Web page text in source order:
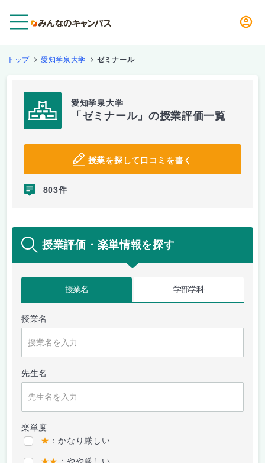
トップ 愛知学泉大学 ゼミナール
愛知学泉大学
「ゼミナール」の授業評価一覧
授業を探して口コミを書く
803件
授業評価・楽単情報を探す
授業名 学部学科
授業名
先生名
楽単度
★ ：かなり厳しい